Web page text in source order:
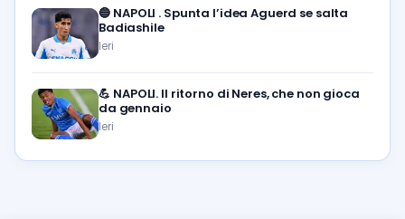
🔵 NAPOLI . Spunta l’idea Aguerd se salta
Badiashile
Ieri
💪 NAPOLI. Il ritorno di Neres, che non gioca
da gennaio
Ieri